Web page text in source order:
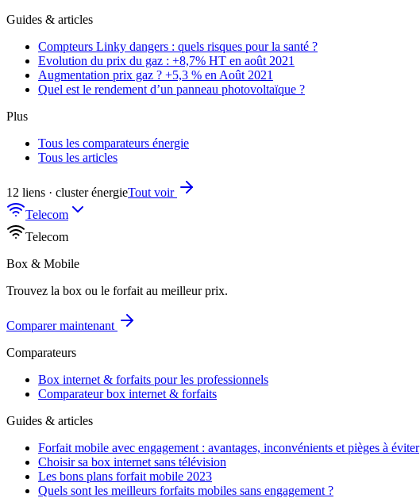
Guides & articles
Compteurs Linky dangers : quels risques pour la santé ?
Evolution du prix du gaz : +8,7% HT en août 2021
Augmentation prix gaz ? +5,3 % en Août 2021
Quel est le rendement d’un panneau photovoltaïque ?
Plus
Tous les comparateurs énergie
Tous les articles
12 liens · cluster énergieTout voir
Telecom
Telecom
Box & Mobile
Trouvez la box ou le forfait au meilleur prix.
Comparer maintenant
Comparateurs
Box internet & forfaits pour les professionnels
Comparateur box internet & forfaits
Guides & articles
Forfait mobile avec engagement : avantages, inconvénients et pièges à éviter
Choisir sa box internet sans télévision
Les bons plans forfait mobile 2023
Quels sont les meilleurs forfaits mobiles sans engagement ?